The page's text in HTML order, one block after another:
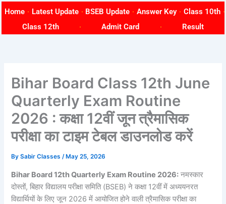
content
Home Latest Update BSEB Update Answer Key
Class 10th
Class 12th
Admit Card Result
Bihar Board Class 12th June
Quarterly Exam Routine
2026 : कक्षा 12वीं जून त्रैमासिक
परीक्षा का टाइम टेबल डाउनलोड करें
BySabir Classes/ May 25, 2026
Bihar Board 12th Quarterly Exam Routine 2026: नमस्कार
दोस्तों, बिहार विद्यालय परीक्षा समिति (BSEB) ने कक्षा 12वीं में अध्ययनरत
विद्यार्थियों के लिए जून 2026 में आयोजित होने वाली त्रैमासिक परीक्षा का